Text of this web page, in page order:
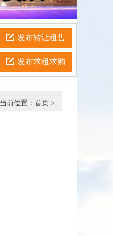
发布转让租售
发布求租求购
当前位置： 首页 >